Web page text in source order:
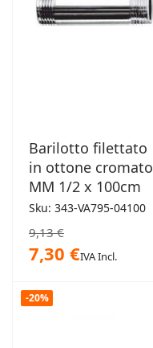
Barilotto filettato
in ottone cromato
MM 1/2 x 100cm
Sku: 343-VA795-04100
9,13 €
7,30 €IVA Incl.
-20%